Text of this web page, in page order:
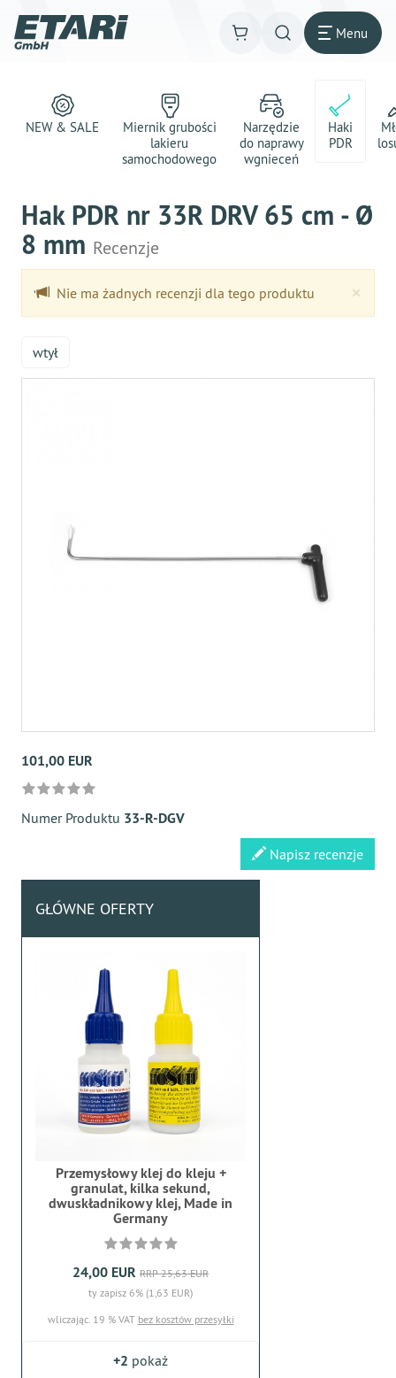
Menu
NEW & SALE
Miernik grubości
lakieru
samochodowego
Narzędzie
do naprawy
wgnieceń
Haki
PDR
Hak PDR nr 33R DRV 65 cm - Ø
8 mm Recenzje
×
Nie ma żadnych recenzji dla tego produktu
wtył
101,00 EUR
Numer Produktu 33-R-DGV
Napisz recenzje
GŁÓWNE OFERTY
Przemysłowy klej do kleju +
granulat, kilka sekund,
dwuskładnikowy klej, Made in
Germany
24,00 EUR RRP 25,63 EUR
ty zapisz 6% (1,63 EUR)
wliczając. 19 % VAT bez kosztów przesyłki
+2 pokaż